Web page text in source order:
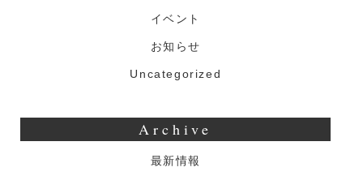
イベント
お知らせ
Uncategorized
Archive
最新情報